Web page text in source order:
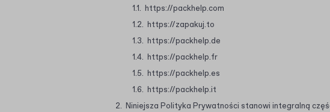
https://packhelp.com
https://zapakuj.to
https://packhelp.de
https://packhelp.fr
https://packhelp.es
https://packhelp.it
Niniejsza Polityka Prywatności stanowi integralną